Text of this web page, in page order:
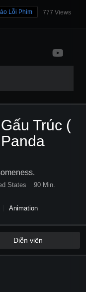
777 Views
Lỗi Phim
Trúc (
States
90 Min.
Animation
Diễn viên